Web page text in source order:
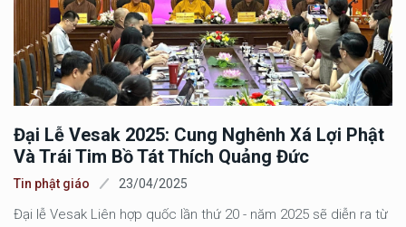
Đại Lễ Vesak 2025: Cung Nghênh Xá Lợi Phật
Và Trái Tim Bồ Tát Thích Quảng Đức
Tin phật giáo 23/04/2025
Đại lễ Vesak Liên hợp quốc lần thứ 20 - năm 2025 sẽ diễn ra từ